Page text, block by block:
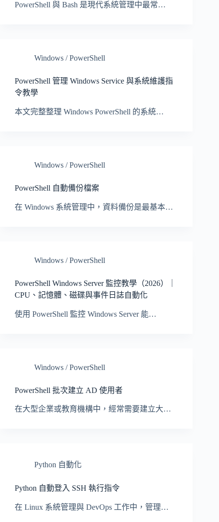
PowerShell 與 Bash 是現代系統管理中最常…
Windows / PowerShell
PowerShell 管理 Windows Service 與系統維護指
令教學
本文完整整理 Windows PowerShell 的系統…
Windows / PowerShell
PowerShell 自動備份檔案
在 Windows 系統管理中，資料備份是最基本…
Windows / PowerShell
PowerShell Windows Server 監控教學（2026）｜
CPU、記憶體、磁碟與事件日誌自動化
使用 PowerShell 監控 Windows Server 能…
Windows / PowerShell
PowerShell 批次建立 AD 使用者
在大型企業或教育機構中，經常需要建立大…
Python 自動化
Python 自動登入 SSH 執行指令
在 Linux 系統管理與 DevOps 工作中，管理…